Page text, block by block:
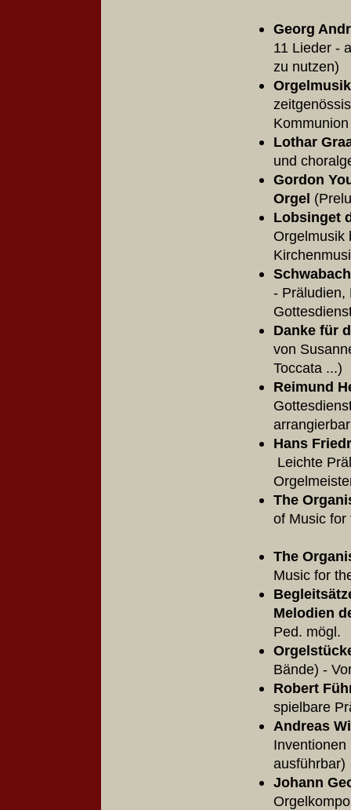
Georg
11 Lieder -
zu nutzen)
Lothar
und
Gordon
Orgel
Lobsinget
Orgelmusik
- Präludien,
Danke für
von
Toccata
Reimund
Hans
Leichte
The
of Music
The
Music for
Melodien
Ped. mögl.
Bände) -
Robert
spielbare
Andreas
Johann